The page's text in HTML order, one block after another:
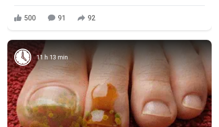
500 91 92
11 h 13 min